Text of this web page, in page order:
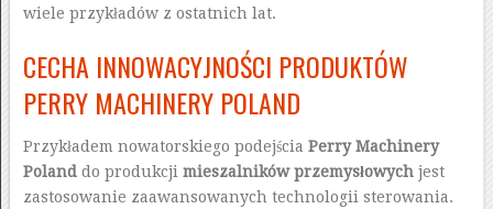
wiele przykładów z ostatnich lat.
CECHA INNOWACYJNOŚCI PRODUKTÓW
PERRY MACHINERY POLAND
Przykładem nowatorskiego podejścia Perry Machinery
Polanddo produkcji mieszalników przemysłowychjest
zastosowanie zaawansowanych technologii sterowania.